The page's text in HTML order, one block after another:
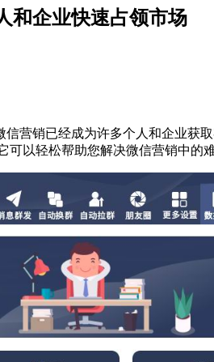
和企业快速占领市场
营销已经成为许多个人和企业
可以轻松帮助您解决微信营销中的难